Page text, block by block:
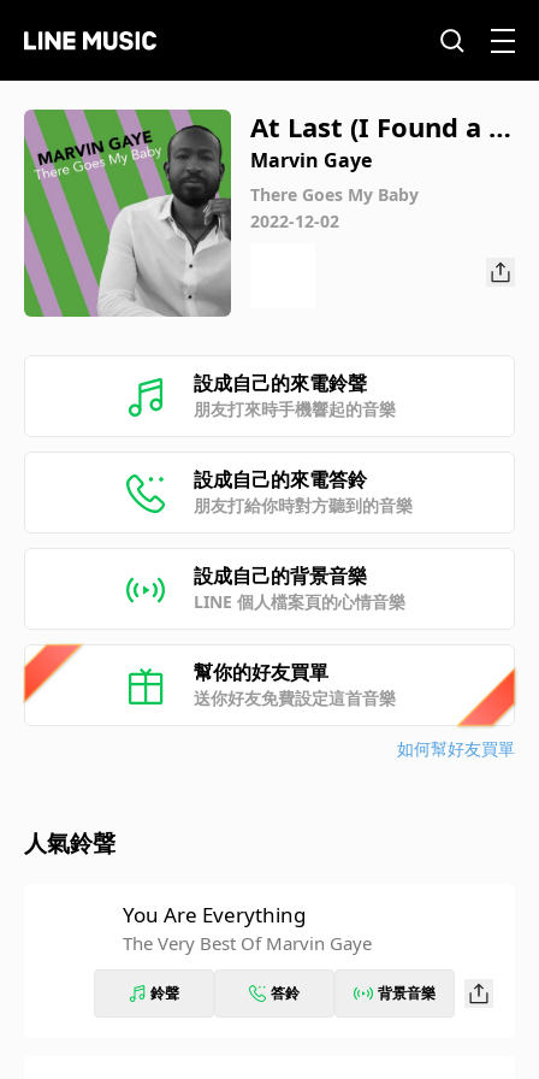
At Last (I Found a L
ove)
Marvin Gaye
There Goes My Baby
2022-12-02
設成自己的來電鈴聲
朋友打來時手機響起的音樂
設成自己的來電答鈴
朋友打給你時對方聽到的音樂
設成自己的背景音樂
LINE 個人檔案頁的心情音樂
幫你的好友買單
送你好友免費設定這首音樂
如何幫好友買單
人氣鈴聲
You Are Everything
The Very Best Of Marvin Gaye
鈴聲 答鈴 背景音樂